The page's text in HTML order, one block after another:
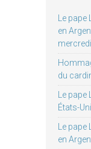
Le pape
en
du
Le pape
États-
Le pape
en